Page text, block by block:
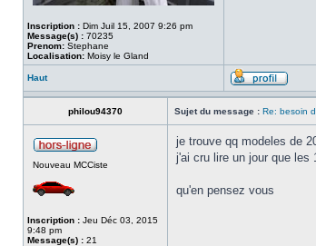
Inscription : Dim Juil 15, 2007 9:26 pm
Message(s) : 70235
Prenom: Stephane
Localisation: Moisy le Gland
Haut
philou94370 Sujet du message : Re: besoin
Nouveau MCCiste
Inscription : Jeu Déc 03, 2015
9:48 pm
Message(s) : 21
je trouve qq modeles de
j'ai cru lire un jour que
qu'en pensez vous